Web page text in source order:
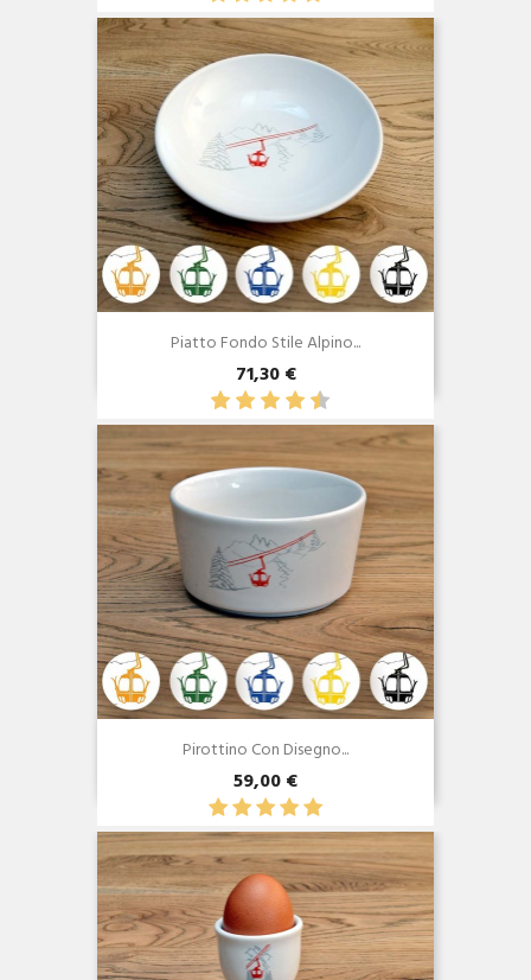
Piatto Fondo Stile Alpino...
71,30 €
 Anteprima
Pirottino Con Disegno...
59,00 €
Anteprima